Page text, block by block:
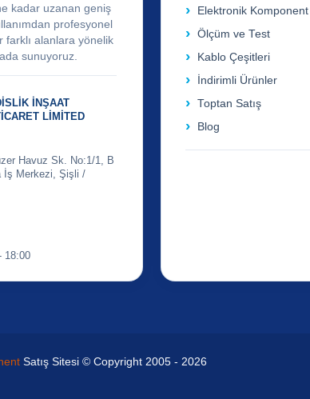
kadar uzanan geniş
profesyonel
alanlara yönelik
sunuyoruz.
İNŞAAT
LİMİTED
Havuz Sk. No:1/1, B
İş Merkezi, Şişli /
18:00
Elektronik Komponent
Ölçüm ve Test
Kablo Çeşitleri
İndirimli Ürünler
Toptan Satış
Blog
Satış Sitesi © Copyright 2005 - 2026